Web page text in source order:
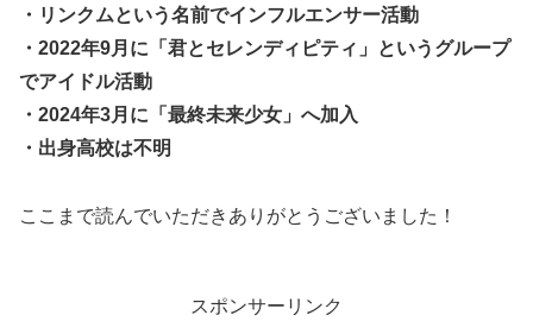
・リンクムという名前でインフルエンサー活動
・2022年9月に「君とセレンディピティ」というグループ
でアイドル活動
・2024年3月に「最終未来少女」へ加入
・出身高校は不明
ここまで読んでいただきありがとうございました！
スポンサーリンク